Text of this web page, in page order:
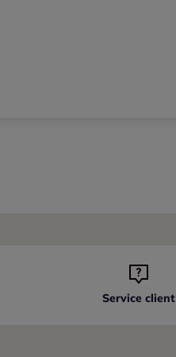
Service client